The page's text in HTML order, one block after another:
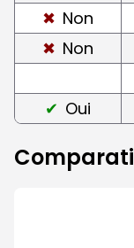
Non
Non
Oui